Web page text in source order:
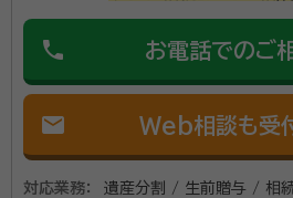
phone お電話でのご
mail Web相談も受
対応業務： 遺産分割 / 生前贈与 / 相